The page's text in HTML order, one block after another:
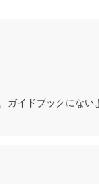
イドブックにない